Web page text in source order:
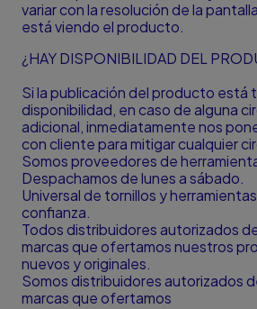
variar con la resolución de la
está viendo el producto.
¿HAY DISPONIBILIDAD DEL
Si la publicación del producto está
disponibilidad, en caso de alguna
adicional, inmediatamente nos
con cliente para mitigar cualquier
Somos proveedores de
Despachamos de lunes a sábado.
Universal de tornillos y
confianza.
Todos distribuidores autorizados
marcas que ofertamos nuestros
nuevos y originales.
Somos distribuidores autorizados
marcas que ofertamos